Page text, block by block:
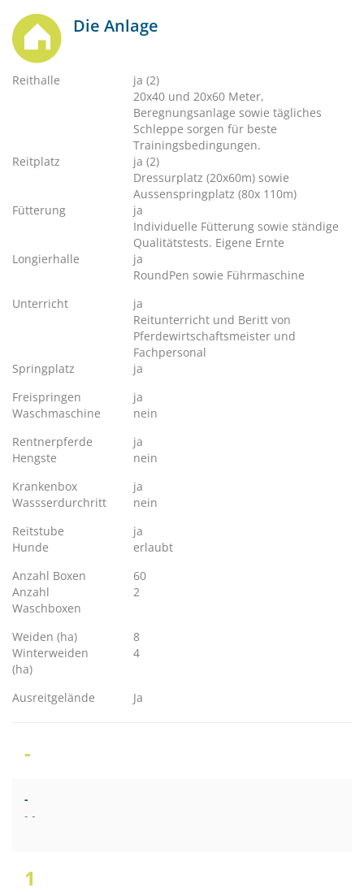
Die Anlage
Reithalle
ja (2)
20x40 und 20x60 Meter,
Beregnungsanlage sowie tägliches
Schleppe sorgen für beste
Trainingsbedingungen.
Reitplatz
ja (2)
Dressurplatz (20x60m) sowie
Aussenspringplatz (80x 110m)
Fütterung
ja
Individuelle Fütterung sowie ständige
Qualitätstests. Eigene Ernte
Longierhalle
ja
RoundPen sowie Führmaschine
Unterricht
ja
Reitunterricht und Beritt von
Pferdewirtschaftsmeister und
Fachpersonal
Springplatz
ja
Freispringen
ja
Waschmaschine
nein
Rentnerpferde
ja
Hengste
nein
Krankenbox
ja
Wassserdurchritt
nein
Reitstube
ja
Hunde
erlaubt
Anzahl Boxen
60
Anzahl
Waschboxen
2
Weiden (ha)
8
Winterweiden
(ha)
4
Ausreitgelände Ja
-
-
- -
1